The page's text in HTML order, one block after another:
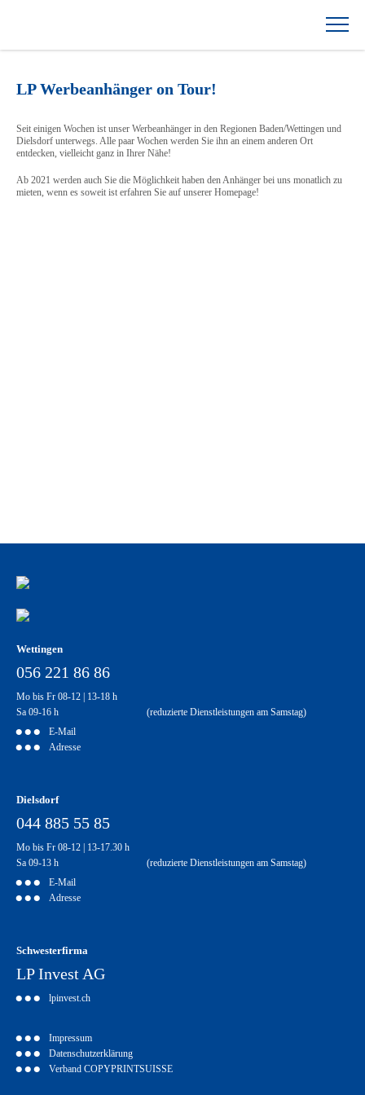
LP Werbeanhänger on Tour!
Seit einigen Wochen ist unser Werbeanhänger in den Regionen Baden/Wettingen und
Dielsdorf unterwegs. Alle paar Wochen werden Sie ihn an einem anderen Ort
entdecken, vielleicht ganz in Ihrer Nähe!
Ab 2021 werden auch Sie die Möglichkeit haben den Anhänger bei uns monatlich zu
mieten, wenn es soweit ist erfahren Sie auf unserer Homepage!
Wettingen
056 221 86 86
Mo bis Fr 08-12 | 13-18 h
Sa 09-16 h (reduzierte Dienstleistungen am Samstag)
E-Mail
Adresse
Dielsdorf
044 885 55 85
Mo bis Fr 08-12 | 13-17.30 h
Sa 09-13 h (reduzierte Dienstleistungen am Samstag)
E-Mail
Adresse
Schwesterfirma
LP Invest AG
lpinvest.ch
Impressum
Datenschutzerklärung
Verband COPYPRINTSUISSE